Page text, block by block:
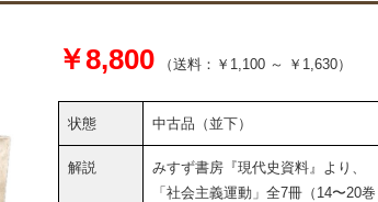
￥8,800 （送料：￥1,100 ～ ￥1,630）
状態 中古品（並下）
解説
みすず書房『現代史資料』より、
「社会主義運動」全7冊（14〜20巻